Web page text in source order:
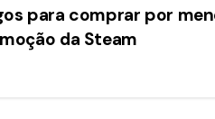
para comprar por
da Steam